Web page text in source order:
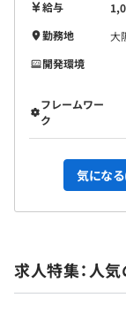
エンジニアは、
メントや企画よ
ます。
全社125名
うちエンジニア
給与
勤務地
大
開発環境
フレームワー
ク
気にな
求人特集：人